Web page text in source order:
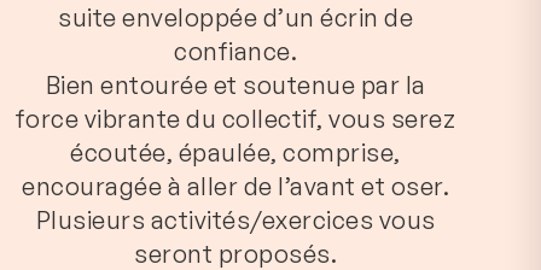
suite enveloppée d’un écrin de
confiance.
Bien entourée et soutenue par la
force vibrante du collectif, vous serez
écoutée, épaulée, comprise,
encouragée à aller de l’avant et oser.
Plusieurs activités/exercices vous
seront proposés.